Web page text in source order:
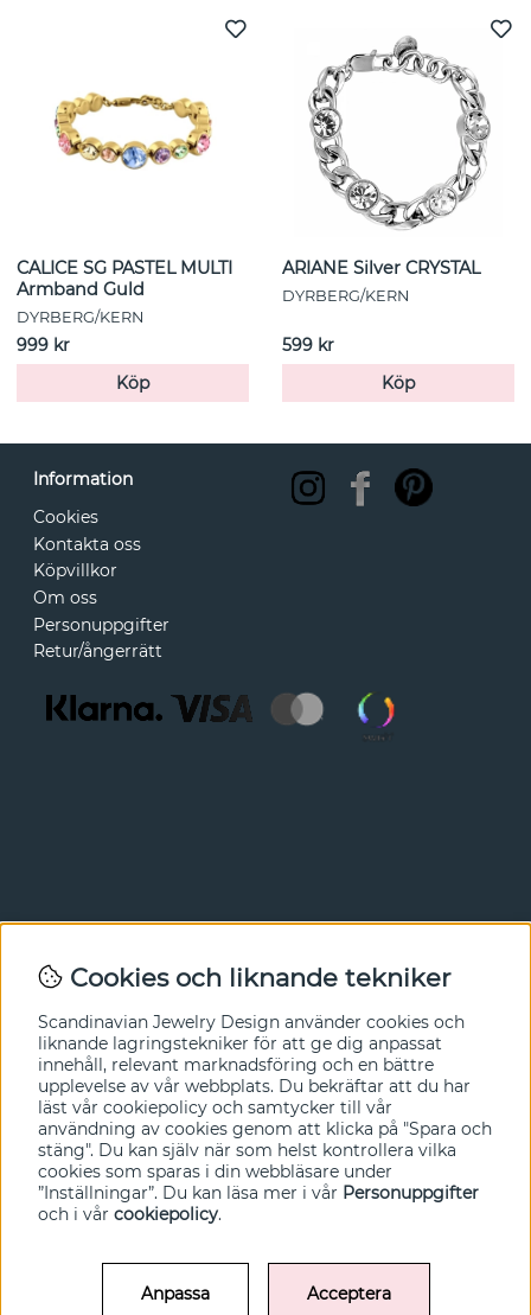
CALICE SG PASTEL MULTI
Armband Guld
DYRBERG/KERN
999 kr
Köp
ARIANE Silver CRYSTAL
DYRBERG/KERN
599 kr
Köp
Information
Cookies
Kontakta oss
Köpvillkor
Om oss
Personuppgifter
Retur/ångerrätt
Nyhetsbrev
erbjudanden före alla andra. Registrera dig här nedan.
Ja tack!
Cookies och liknande tekniker
Scandinavian Jewelry Design använder cookies och
liknande lagringstekniker för att ge dig anpassat
innehåll, relevant marknadsföring och en bättre
upplevelse av vår webbplats. Du bekräftar att du har
läst vår cookiepolicy och samtycker till vår
användning av cookies genom att klicka på "Spara och
stäng". Du kan själv när som helst kontrollera vilka
cookies som sparas i din webbläsare under
”Inställningar”. Du kan läsa mer i vår Personuppgifter
och i vår cookiepolicy.
Anpassa Acceptera